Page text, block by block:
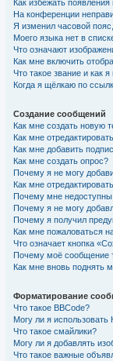
Как избежать
На конференции
Я изменил часовой
Моего языка нет в
Что означают
Как мне включить
Что такое звание и как
Когда я щёлкаю по
Создание сообщений
Как мне создать новую
Как мне
Как мне добавить
Как мне создать опрос?
Почему я не могу
Как мне
Почему мне
Почему я не могу
Почему я получил
Как мне пожаловаться
Что означает кнопка
Почему моё сообщение
Как мне вновь поднять
Форматирование
Что такое BBCode?
Могу ли я использовать
Что такое смайлики?
Могу ли я добавлять
Что такое важные